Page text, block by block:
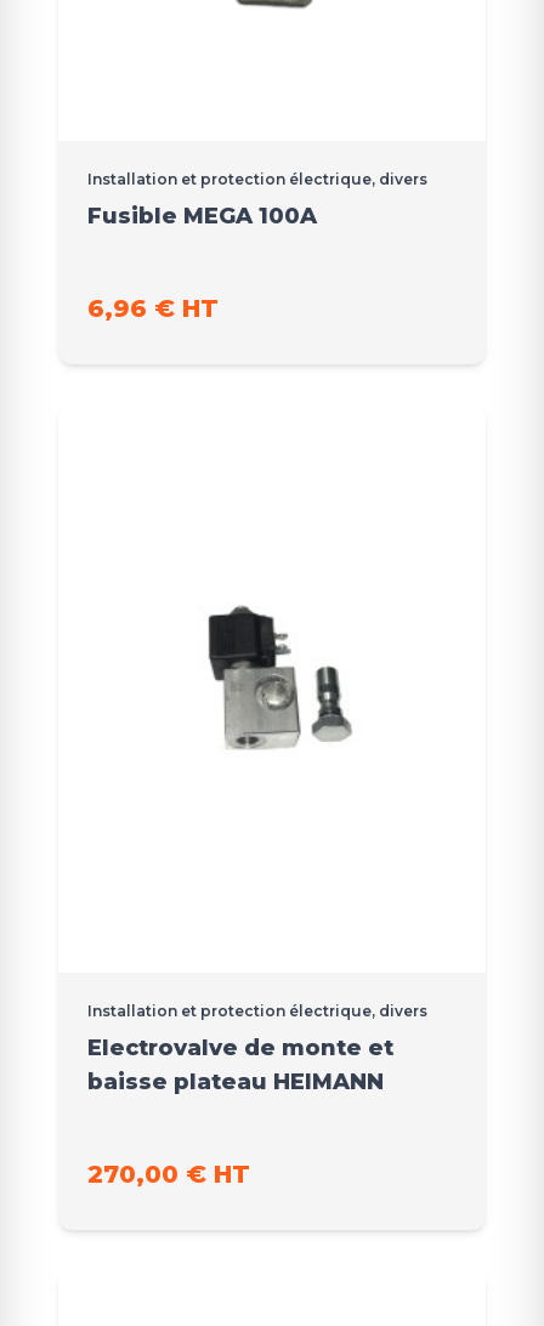
Installation et protection électrique, divers
Fusible MEGA 100A
6,96 € HT
Installation et protection électrique, divers
Electrovalve de monte et
baisse plateau HEIMANN
270,00 € HT